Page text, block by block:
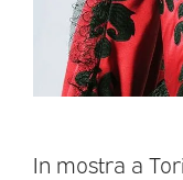
In mostra a